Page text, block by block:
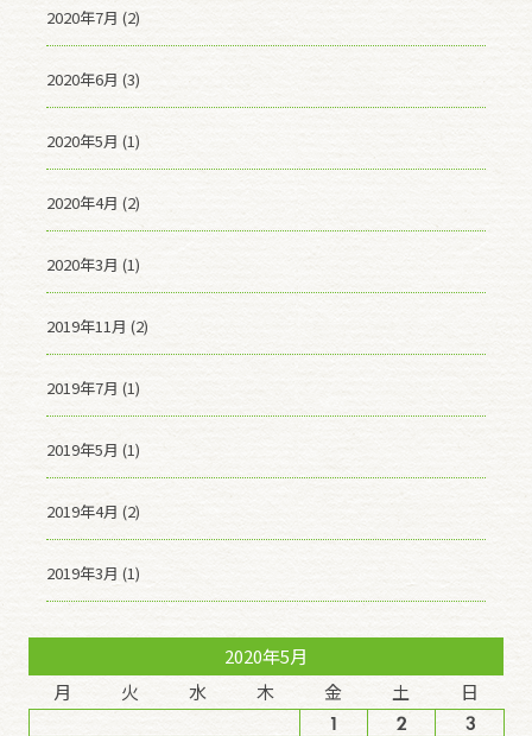
2020年7月 (2)
2020年6月 (3)
2020年5月 (1)
2020年4月 (2)
2020年3月 (1)
2019年11月 (2)
2019年7月 (1)
2019年5月 (1)
2019年4月 (2)
2019年3月 (1)
2020年5月
月
火 水 木 金 土 日
1 2
3